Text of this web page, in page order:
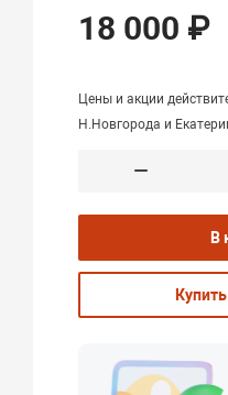
18 000 ₽
Цены и акции
Н.Новгорода и
В